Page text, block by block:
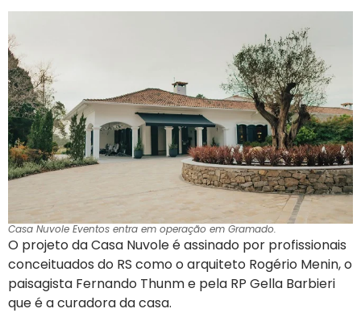
Casa Nuvole Eventos entra em operação em Gramado.
O projeto da Casa Nuvole é assinado por profissionais
conceituados do RS como o arquiteto Rogério Menin, o
paisagista Fernando Thunm e pela RP Gella Barbieri
que é a curadora da casa.